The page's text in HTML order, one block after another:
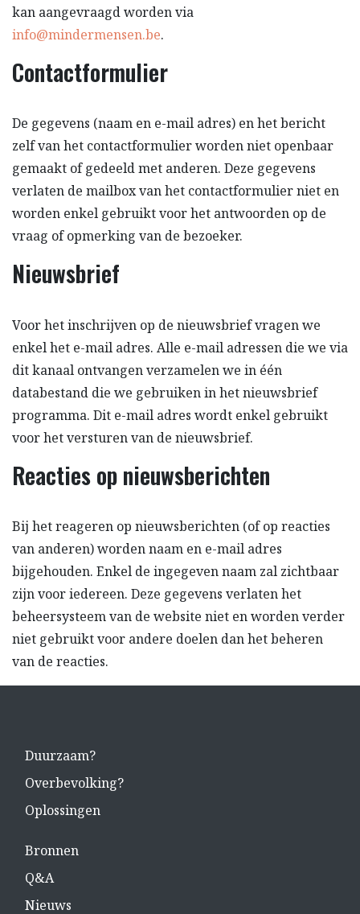
kan aangevraagd worden via
info@mindermensen.be.
Contactformulier
De gegevens (naam en e-mail adres) en het bericht
zelf van het contactformulier worden niet openbaar
gemaakt of gedeeld met anderen. Deze gegevens
verlaten de mailbox van het contactformulier niet en
worden enkel gebruikt voor het antwoorden op de
vraag of opmerking van de bezoeker.
Nieuwsbrief
Voor het inschrijven op de nieuwsbrief vragen we
enkel het e-mail adres. Alle e-mail adressen die we via
dit kanaal ontvangen verzamelen we in één
databestand die we gebruiken in het nieuwsbrief
programma. Dit e-mail adres wordt enkel gebruikt
voor het versturen van de nieuwsbrief.
Reacties op nieuwsberichten
Bij het reageren op nieuwsberichten (of op reacties
van anderen) worden naam en e-mail adres
bijgehouden. Enkel de ingegeven naam zal zichtbaar
zijn voor iedereen. Deze gegevens verlaten het
beheersysteem van de website niet en worden verder
niet gebruikt voor andere doelen dan het beheren
van de reacties.
Duurzaam?
Overbevolking?
Oplossingen
Bronnen
Q&A
Nieuws